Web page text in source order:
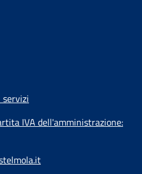
IVA dell'amministrazione: